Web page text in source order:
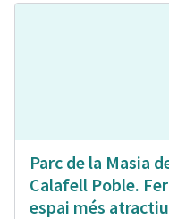
Parc de la Masia
Calafell Poble.
espai més